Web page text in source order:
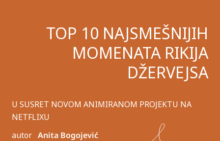
TOP 10 NAJSMEŠNIJIH
MOMENATA RIKIJA
DŽERVEJSA
U SUSRET NOVOM ANIMIRANOM PROJEKTU NA
NETFLIXU
autor Anita Bogojević